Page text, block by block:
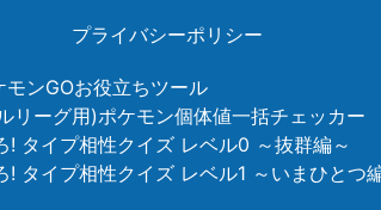
プライバシーポリシー
ンGOお役立ちツール
リーグ用)ポケモン個体値一括チェッカー
! タイプ相性クイズ レベル0 ～抜群編～
! タイプ相性クイズ レベル1 ～いまひとつ